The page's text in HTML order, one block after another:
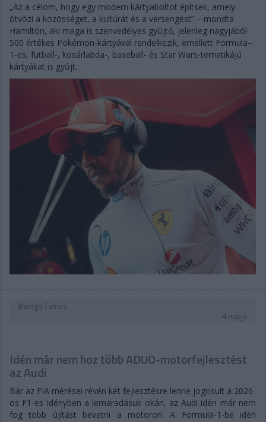
„Az a célom, hogy egy modern kártyaboltot építsek, amely
ötvözi a közösséget, a kultúrát és a versengést” – mondta
Hamilton, aki maga is szenvedélyes gyűjtő, jelenleg nagyjából
500 értékes Pokémon-kártyával rendelkezik, emellett Formula–
1-es, futball-, kosárlabda-, baseball- és Star Wars-tematikájú
kártyákat is gyűjt.
Balogh Tamás
4 napja
Idén már nem hoz több ADUO-motorfejlesztést
az Audi
Bár az FIA mérései révén két fejlesztésre lenne jogosult a 2026-
os F1-es idényben a lemaradásuk okán, az Audi idén már nem
fog több újítást bevetni a motoron. A Formula-1-be idén